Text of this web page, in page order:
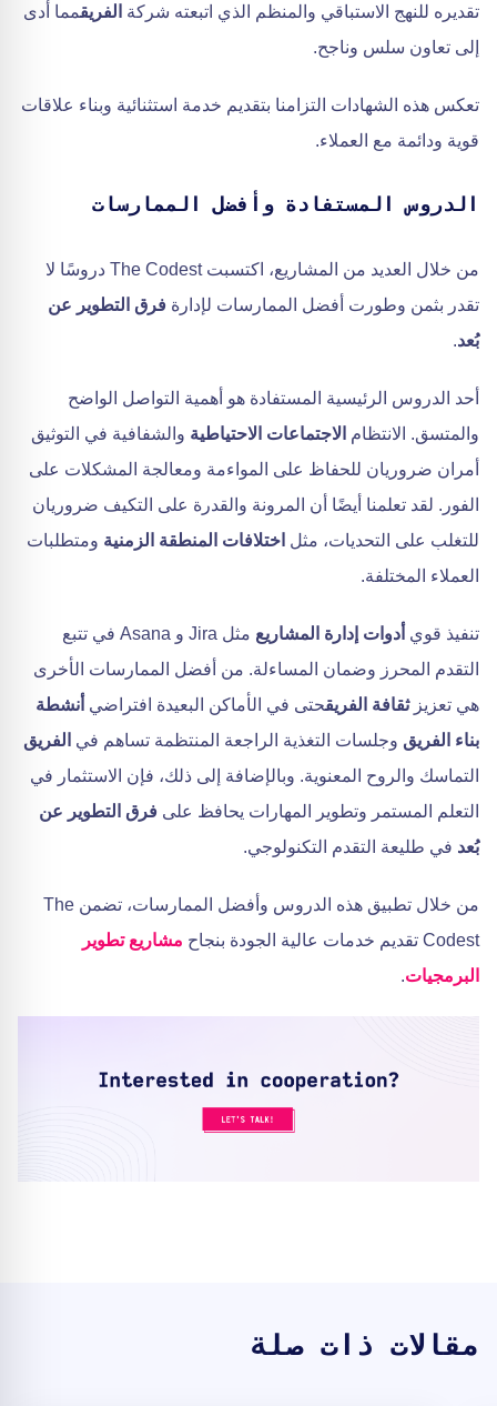
تقديره للنهج الاستباقي والمنظم الذي اتبعته شركة الفريقمما أدى
إلى تعاون سلس وناجح.
تعكس هذه الشهادات التزامنا بتقديم خدمة استثنائية وبناء علاقات
قوية ودائمة مع العملاء.
الدروس المستفادة وأفضل الممارسات
من خلال العديد من المشاريع، اكتسبت The Codest دروسًا لا
تقدر بثمن وطورت أفضل الممارسات لإدارة فرق التطوير عن
بُعد.
أحد الدروس الرئيسية المستفادة هو أهمية التواصل الواضح
والمتسق. الانتظام الاجتماعات الاحتياطية والشفافية في التوثيق
أمران ضروريان للحفاظ على المواءمة ومعالجة المشكلات على
الفور. لقد تعلمنا أيضًا أن المرونة والقدرة على التكيف ضروريان
للتغلب على التحديات، مثل اختلافات المنطقة الزمنية ومتطلبات
العملاء المختلفة.
تنفيذ قوي أدوات إدارة المشاريع
مثل Jira و Asana في تتبع
التقدم المحرز وضمان المساءلة. من أفضل الممارسات الأخرى
هي تعزيزثقافة الفريقحتى في الأماكن البعيدة افتراضي أنشطة
بناء الفريق وجلسات التغذية الراجعة المنتظمة تساهم في الفريق
التماسك والروح المعنوية. وبالإضافة إلى ذلك، فإن الاستثمار في
التعلم المستمر وتطوير المهارات يحافظ على فرق التطوير عن
بُعد في طليعة التقدم التكنولوجي.
من خلال تطبيق هذه الدروس وأفضل الممارسات، تضمن The
Codest تقديم خدمات عالية الجودة بنجاح
مشاريع تطوير
البرمجيات.
مقالات ذات صلة